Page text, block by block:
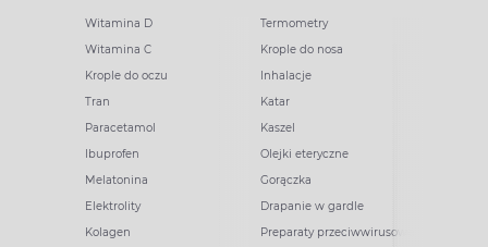
Witamina D
Witamina C
Krople do oczu
Tran
Paracetamol
Ibuprofen
Melatonina
Elektrolity
Kolagen
Termometry
Krople do nosa
Inhalacje
Katar
Kaszel
Olejki eteryczne
Gorączka
Drapanie w gardle
Preparaty przeciwwirusowe